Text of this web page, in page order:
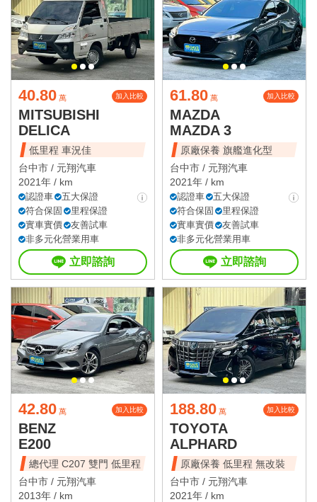
40.80 萬 加入比較
MITSUBISHI
DELICA
低里程 車況佳
台中市 / 元翔汽車
2021年 / km
認證車
五大保證
符合保固
里程保證
實車實價
友善試車
非多元化營業用車
立即諮詢
61.80 萬 加入比較
MAZDA
MAZDA 3
原廠保養 旗艦進化型
台中市 / 元翔汽車
2021年 / km
認證車
五大保證
符合保固
里程保證
實車實價
友善試車
非多元化營業用車
立即諮詢
42.80 萬 加入比較
BENZ
E200
總代理 C207 雙門 低里程
台中市 / 元翔汽車
2013年 / km
188.80 萬 加入比較
TOYOTA
ALPHARD
原廠保養 低里程 無改裝
台中市 / 元翔汽車
2021年 / km